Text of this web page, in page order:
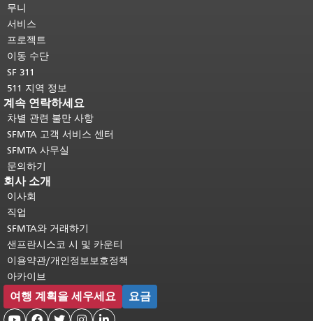
머지 내용은 모든 페이지에 반복됩니
다.메인 콘텐츠 상단으로 돌아가려면
여기를 클릭하십시오
무니
서비스
프로젝트
이동 수단
SF 311
511 지역 정보
계속 연락하세요
차별 관련 불만 사항
SFMTA 고객 서비스 센터
SFMTA 사무실
문의하기
회사 소개
이사회
직업
SFMTA와 거래하기
샌프란시스코 시 및 카운티
이용약관/개인정보보호정책
아카이브
여행 계획을 세우세요 요금